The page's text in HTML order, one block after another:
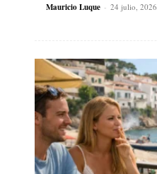
Mauricio Luque - 24 julio, 2026